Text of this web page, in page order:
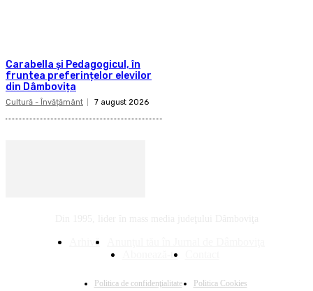
Carabella și Pedagogicul, în
fruntea preferințelor elevilor
din Dâmbovița
Cultură - Învățământ 7 august 2026
Arhivă
Abonează-te
Politica de confidenţialitate Politica Cookies